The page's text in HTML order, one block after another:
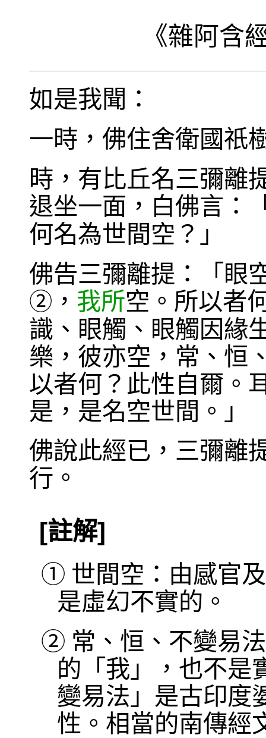
《雜阿含
如是我聞：
一時，佛住舍衛國祇
時，有比丘名三彌離
退坐一面，白佛言：
何名為世間空？」
佛告三彌離提：「眼
② ， 我所空。所以者
識、眼觸、眼觸因緣
樂，彼亦空，常、恒
以者何？此性自爾。
是，是名空世間。」
佛說此經已，三彌離
行。
[註解]
① 世間空：由感官
是虛幻不實的。
② 常、恒、不變易
的「我」，也不是
變易法」是古印度
性。相當的南傳經